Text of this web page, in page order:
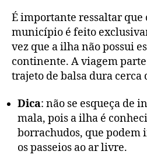
É importante ressaltar que
município é feito
vez que a ilha não possui
continente. A viagem parte
trajeto de balsa dura cerca
Dica: não se esqueça de
mala, pois a ilha é
borrachudos, que podem
os passeios ao ar livre.